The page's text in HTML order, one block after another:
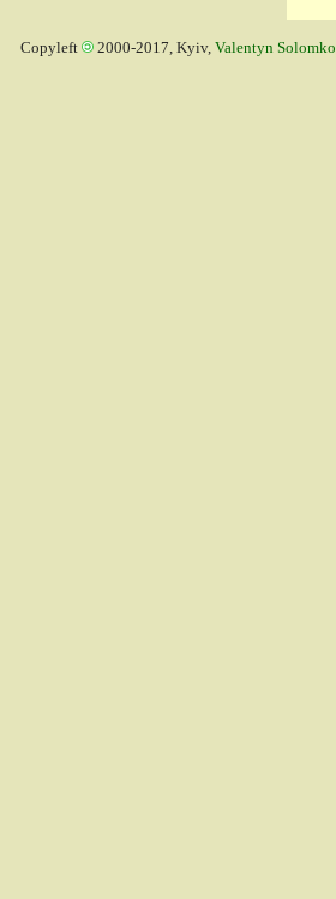
Copyleft 2000-2017, Kyiv, Valentyn Solomko